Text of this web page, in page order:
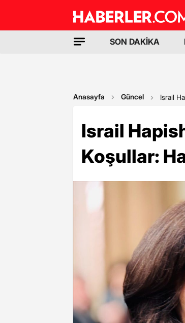
SON DAKİKA
Anasayfa Güncel Israil
Israil
Koşullar: